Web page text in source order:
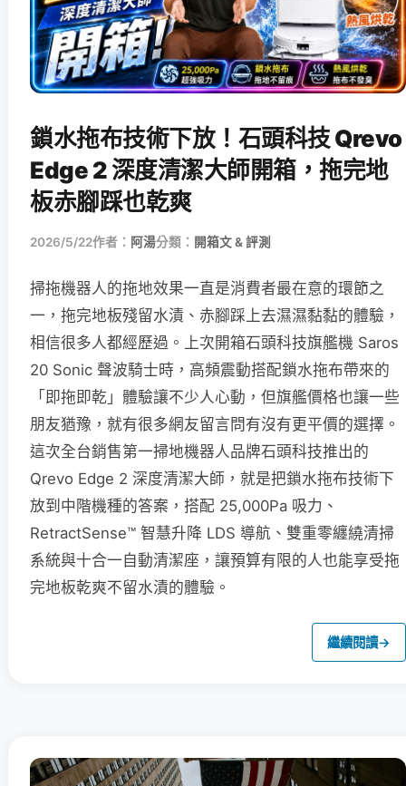
鎖水拖布技術下放！石頭科技 Qrevo
Edge 2 深度清潔大師開箱，拖完地
板赤腳踩也乾爽
2026/5/22作者： 阿湯分類： 開箱文 & 評測
掃拖機器人的拖地效果一直是消費者最在意的環節之
一，拖完地板殘留水漬、赤腳踩上去濕濕黏黏的體驗，
相信很多人都經歷過。上次開箱石頭科技旗艦機 Saros
20 Sonic 聲波騎士時，高頻震動搭配鎖水拖布帶來的
「即拖即乾」體驗讓不少人心動，但旗艦價格也讓一些
朋友猶豫，就有很多網友留言問有沒有更平價的選擇。
這次全台銷售第一掃地機器人品牌石頭科技推出的
Qrevo Edge 2 深度清潔大師，就是把鎖水拖布技術下
放到中階機種的答案，搭配 25,000Pa 吸力、
RetractSense™ 智慧升降 LDS 導航、雙重零纏繞清掃
系統與十合一自動清潔座，讓預算有限的人也能享受拖
完地板乾爽不留水漬的體驗。
繼續閱讀→